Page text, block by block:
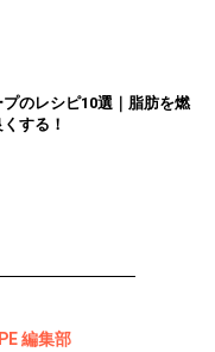
のレシピ10選｜脂肪を燃
する！
編集部